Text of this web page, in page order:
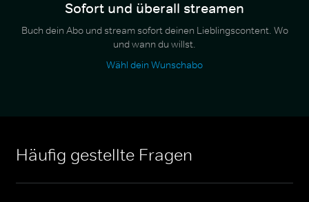
Sofort und überall streamen
Buch dein Abo und stream sofort deinen Lieblingscontent. Wo
und wann du willst.
Wähl dein Wunschabo
Häufig gestellte Fragen